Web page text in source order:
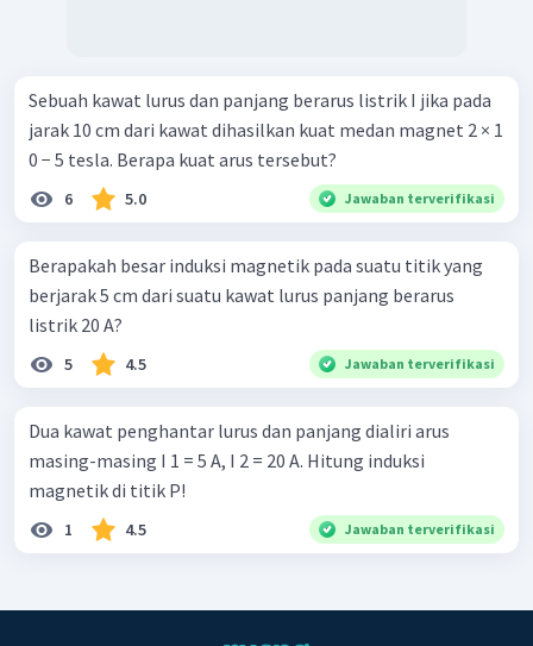
Sebuah kawat lurus dan panjang berarus listrik I jika pada
jarak 10 cm dari kawat dihasilkan kuat medan magnet 2 × 1
0 − 5 tesla. Berapa kuat arus tersebut?
6 5.0 Jawaban terverifikasi
Berapakah besar induksi magnetik pada suatu titik yang
berjarak 5 cm dari suatu kawat lurus panjang berarus
listrik 20 A?
5 4.5 Jawaban terverifikasi
Dua kawat penghantar lurus dan panjang dialiri arus
masing-masing I 1 = 5 A, I 2 = 20 A. Hitung induksi
magnetik di titik P!
1 4.5 Jawaban terverifikasi